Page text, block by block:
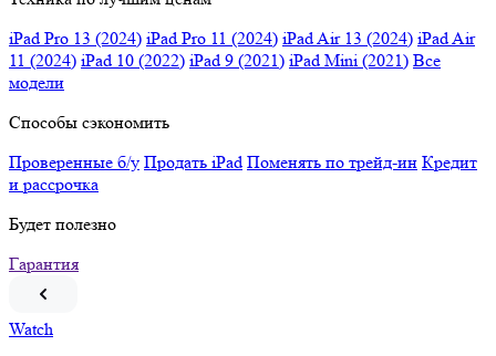
iPad Pro 13 (2024) iPad Pro 11 (2024) iPad Air 13 (2024) iPad Air
11 (2024) iPad 10 (2022) iPad 9 (2021) iPad Mini (2021) Все
модели
Способы сэкономить
Проверенные б/у Продать iPad Поменять по трейд-ин Кредит
и рассрочка
Будет полезно
Гарантия
Watch